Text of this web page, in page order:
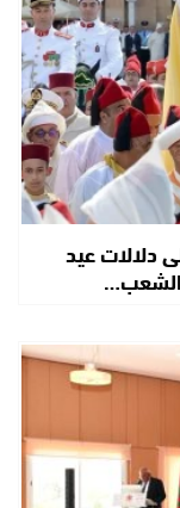
دلالات عيد